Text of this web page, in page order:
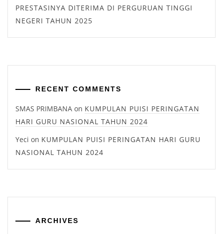
PRESTASINYA DITERIMA DI PERGURUAN TINGGI
NEGERI TAHUN 2025
RECENT COMMENTS
SMAS PRIMBANA on KUMPULAN PUISI PERINGATAN
HARI GURU NASIONAL TAHUN 2024
Yeci on KUMPULAN PUISI PERINGATAN HARI GURU
NASIONAL TAHUN 2024
ARCHIVES